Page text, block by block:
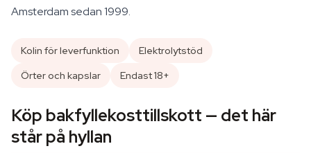
Amsterdam sedan 1999.
Kolin för leverfunktion
Elektrolytstöd
Örter och kapslar
Endast 18+
Köp bakfyllekosttillskott — det här
står på hyllan